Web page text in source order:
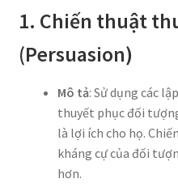
1. Chiến thuật
(Persuasion)
Mô tả: Sử dụng các
thuyết phục đối
là lợi ích cho họ.
kháng cự của đối
hơn.